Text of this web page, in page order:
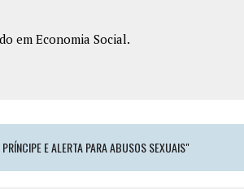
em Economia Social.
E ALERTA PARA ABUSOS SEXUAIS"